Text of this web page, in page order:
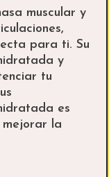
muscular y
para ti. Su
y
tu
es
la